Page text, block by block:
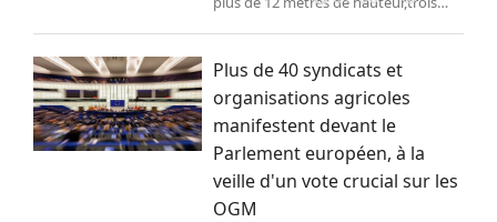
quelques millimètres d\'épaisseur
FRANCE INFO)
Plus de 40 syndicats et
organisations agricoles
manifestent devant le
Parlement européen, à la
veille d'un vote crucial sur les
OGM